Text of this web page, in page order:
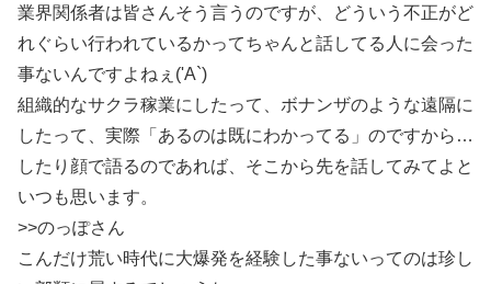
業界関係者は皆さんそう言うのですが、どういう不正がど
れぐらい行われているかってちゃんと話してる人に会った
事ないんですよねぇ('A`)
組織的なサクラ稼業にしたって、ボナンザのような遠隔に
したって、実際「あるのは既にわかってる」のですから…
したり顔で語るのであれば、そこから先を話してみてよと
いつも思います。
>>のっぽさん
こんだけ荒い時代に大爆発を経験した事ないってのは珍し